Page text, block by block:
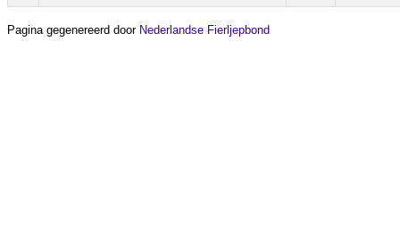
Pagina gegenereerd door Nederlandse Fierljepbond